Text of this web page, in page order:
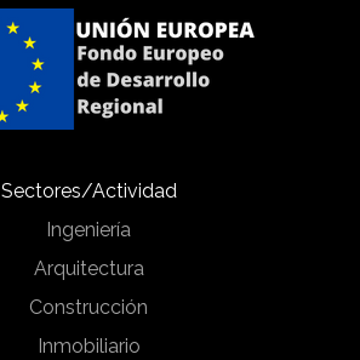
Sectores/Actividad
Ingeniería
Arquitectura
Construcción
Inmobiliario